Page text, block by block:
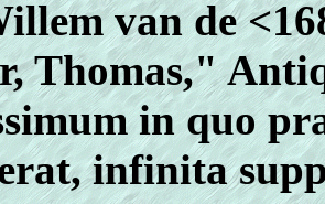
van de
Thomas,"
in quo
infinita